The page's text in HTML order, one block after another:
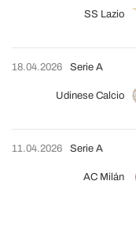
SS Lazio
18.04.2026
Udinese Calcio
Serie A
11.04.2026
AC Milán
Serie A